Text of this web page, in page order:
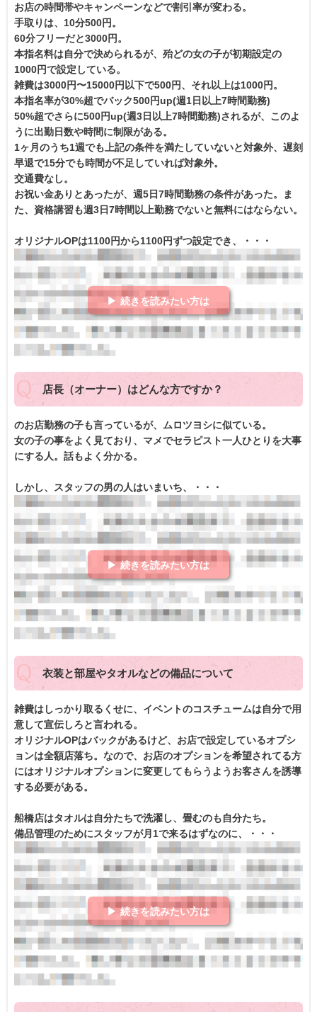
お店の時間帯やキャンペーンなどで割引率が変わる。
手取りは、10分500円。
60分フリーだと3000円。
本指名料は自分で決められるが、殆どの女の子が初期設定の
1000円で設定している。
雑費は3000円〜15000円以下で500円、それ以上は1000円。
本指名率が30%超でバック500円up(週1日以上7時間勤務)
50%超でさらに500円up(週3日以上7時間勤務)されるが、このよ
うに出勤日数や時間に制限がある。
1ヶ月のうち1週でも上記の条件を満たしていないと対象外、遅刻
早退で15分でも時間が不足していれば対象外。
交通費なし。
お祝い金ありとあったが、週5日7時間勤務の条件があった。ま
た、資格講習も週3日7時間以上勤務でないと無料にはならない。
オリジナルOPは1100円から1100円ずつ設定でき、・・・
▶ 続きを読みたい方は
店長（オーナー）はどんな方ですか？
のお店勤務の子も言っているが、ムロツヨシに似ている。
女の子の事をよく見ており、マメでセラピスト一人ひとりを大事
にする人。話もよく分かる。
しかし、スタッフの男の人はいまいち、・・・
▶ 続きを読みたい方は
衣装と部屋やタオルなどの備品について
雑費はしっかり取るくせに、イベントのコスチュームは自分で用
意して宣伝しろと言われる。
オリジナルOPはバックがあるけど、お店で設定しているオプシ
ョンは全額店落ち。なので、お店のオプションを希望されてる方
にはオリジナルオプションに変更してもらうようお客さんを誘導
する必要がある。
船橋店はタオルは自分たちで洗濯し、畳むのも自分たち。
備品管理のためにスタッフが月1で来るはずなのに、・・・
▶ 続きを読みたい方は